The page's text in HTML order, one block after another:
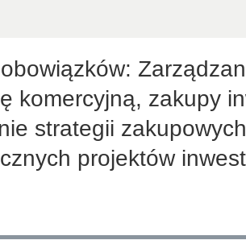
komercyjną, zakupy
strategii
projektów